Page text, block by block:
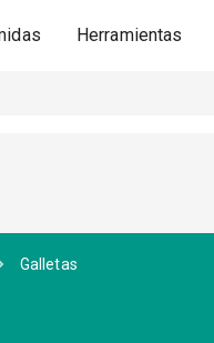
Herramientas
Galletas